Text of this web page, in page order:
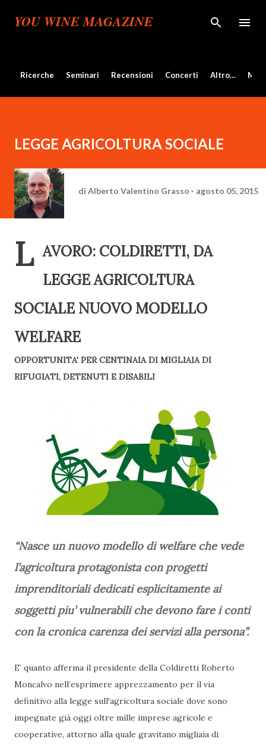
Passa ai contenuti principali
YOU WINE MAGAZINE
Ricerche Seminari Recensioni Concerti Altro…
LEGGE AGRICOLTURA SOCIALE
di Alberto Valentino Grasso agosto 05, 2015
L AVORO: COLDIRETTI, DA
LEGGE AGRICOLTURA
SOCIALE NUOVO MODELLO
WELFARE
OPPORTUNITA' PER CENTINAIA DI MIGLIAIA DI
RIFUGIATI, DETENUTI E DISABILI
“Nasce un nuovo modello di welfare che vede
l’agricoltura protagonista con progetti
imprenditoriali dedicati esplicitamente ai
soggetti piu’ vulnerabili che devono fare i conti
con la cronica carenza dei servizi alla persona”.
E’ quanto afferma il presidente della Coldiretti Roberto
Moncalvo nell’esprimere apprezzamento per il via
definitivo alla legge sull'agricoltura sociale dove sono
impegnate già oggi oltre mille imprese agricole e
cooperative, attorno alla quale gravitano migliaia di